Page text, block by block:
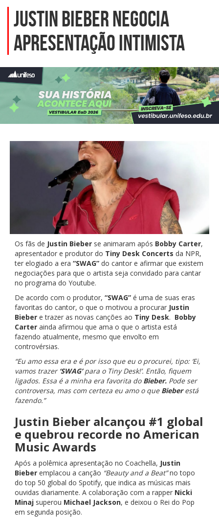
Justin Bieber negocia
apresentação intimista
Os fãs de Justin Bieber se animaram após Bobby Carter,
apresentador e produtor do Tiny Desk Concerts da NPR,
ter elogiado a era “SWAG” do cantor e afirmar que existem
negociações para que o artista seja convidado para cantar
no programa do Youtube.
De acordo com o produtor, “SWAG” é uma de suas eras
favoritas do cantor, o que o motivou a procurar Justin
Bieber e trazer as novas canções ao Tiny Desk. Bobby
Carter ainda afirmou que ama o que o artista está
fazendo atualmente, mesmo que envolto em
controvérsias.
“Eu amo essa era e é por isso que eu o procurei, tipo: ‘Ei,
vamos trazer ‘SWAG’para o Tiny Desk!’. Então, fiquem
ligados. Essa é a minha era favorita do Bieber. Pode ser
controversa, mas com certeza eu amo o que Bieberestá
fazendo.”
Justin Bieber alcançou #1 global
e quebrou recorde no American
Music Awards
Após a polêmica apresentação no Coachella, Justin
Bieber emplacou a canção “Beauty and a Beat”no topo
do top 50 global do Spotify, que indica as músicas mais
ouvidas diariamente. A colaboração com a rapper Nicki
Minaj superou Michael Jackson, e deixou o Rei do Pop
em segunda posição.